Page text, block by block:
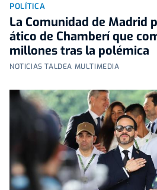
POLÍTICA
La Comunidad de Madrid
ático de Chamberí que
millones tras la polémica
NOTICIAS TALDEA MULTIMEDIA